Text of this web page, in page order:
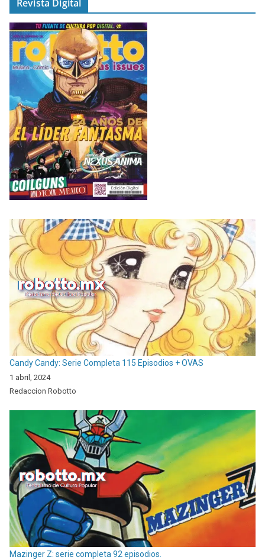
Revista Digital
Candy Candy: Serie Completa 115 Episodios + OVAS
1 abril, 2024
Redaccion Robotto
Mazinger Z: serie completa 92 episodios.